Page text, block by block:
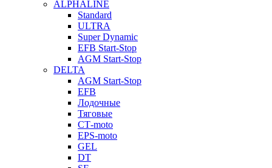
ALPHALINE
Standard
ULTRA
Super Dynamic
EFB Start-Stop
AGM Start-Stop
DELTA
AGM Start-Stop
EFB
Лодочные
Тяговые
СТ-moto
EPS-moto
GEL
DT